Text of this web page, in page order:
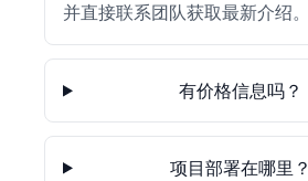
并直接联系团队获取最新介绍。
有价格信息吗？
项目部署在哪里？